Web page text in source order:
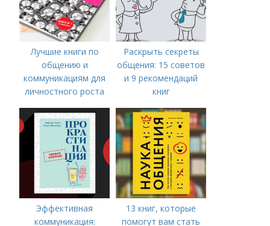
Лучшие книги по
общению и
коммуникациям для
личностного роста
Раскрыть секреты
общения: 15 советов
и 9 рекомендаций
книг
Эффективная
коммуникация:
13 книг, которые
помогут вам стать